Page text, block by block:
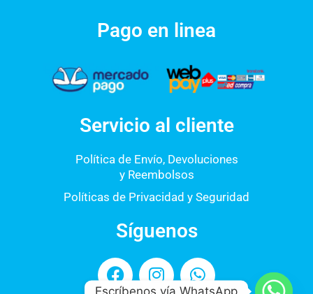
Pago en linea
Servicio al cliente
Política de Envío, Devoluciones
y Reembolsos
Políticas de Privacidad y Seguridad
Síguenos
F
a
I
n
W
h
Escríbenos vía WhatsApp